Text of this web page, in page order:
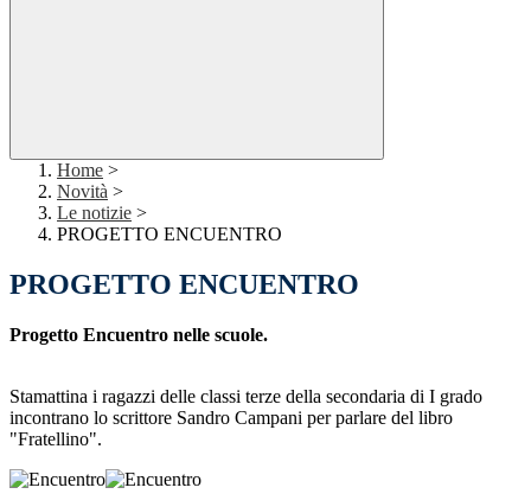
Home >
Novità >
Le notizie >
PROGETTO ENCUENTRO
PROGETTO ENCUENTRO
Progetto Encuentro nelle scuole.
Stamattina i ragazzi delle classi terze della secondaria di I grado
incontrano lo scrittore Sandro Campani per parlare del libro
"Fratellino".